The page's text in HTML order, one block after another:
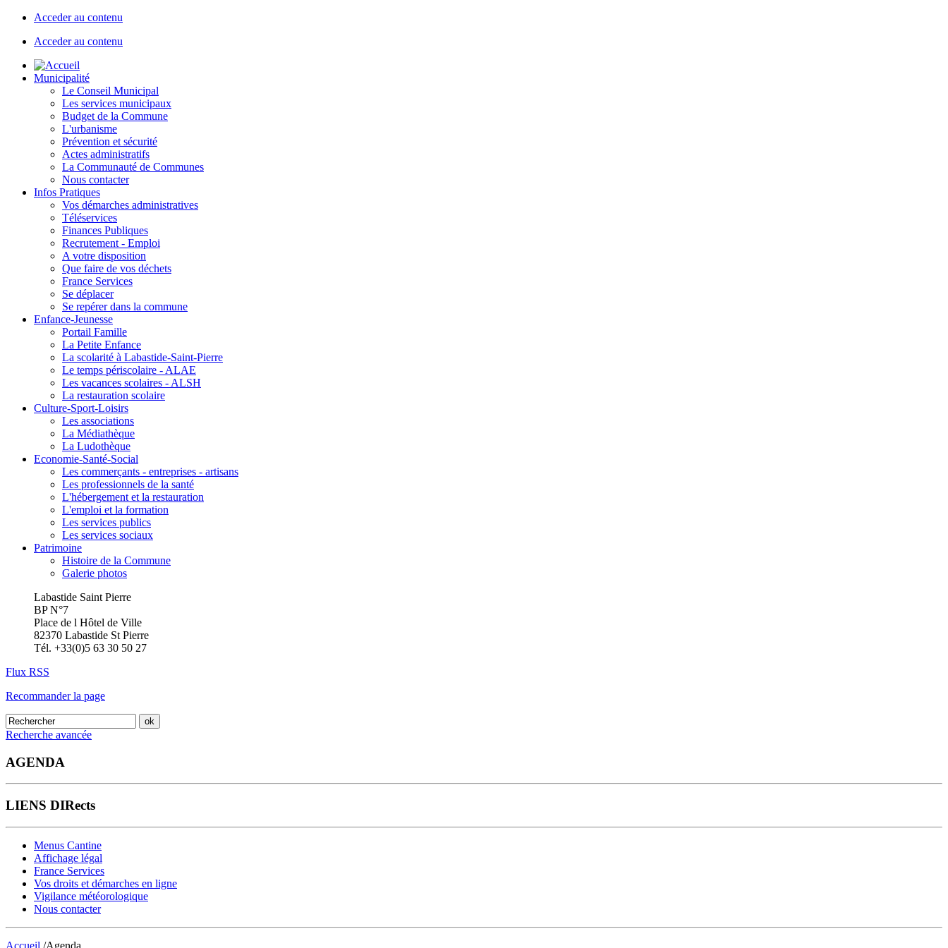
Acceder au contenu
Acceder au contenu
Municipalité
Le Conseil Municipal
Les services municipaux
Budget de la Commune
L'urbanisme
Prévention et sécurité
Actes administratifs
La Communauté de Communes
Nous contacter
Infos Pratiques
Vos démarches administratives
Téléservices
Finances Publiques
Recrutement - Emploi
A votre disposition
Que faire de vos déchets
France Services
Se déplacer
Se repérer dans la commune
Enfance-Jeunesse
Portail Famille
La Petite Enfance
La scolarité à Labastide-Saint-Pierre
Le temps périscolaire - ALAE
Les vacances scolaires - ALSH
La restauration scolaire
Culture-Sport-Loisirs
Les associations
La Médiathèque
La Ludothèque
Economie-Santé-Social
Les commerçants - entreprises - artisans
Les professionnels de la santé
L'hébergement et la restauration
L'emploi et la formation
Les services publics
Les services sociaux
Patrimoine
Histoire de la Commune
Galerie photos
Labastide Saint Pierre
BP N°7
Place de l Hôtel de Ville
82370 Labastide St Pierre
Tél. +33(0)5 63 30 50 27
Flux RSS
Recommander la page
Recherche avancée
AGENDA
LIENS DIRects
Menus Cantine
Affichage légal
France Services
Vos droits et démarches en ligne
Vigilance météorologique
Nous contacter
Accueil /Agenda